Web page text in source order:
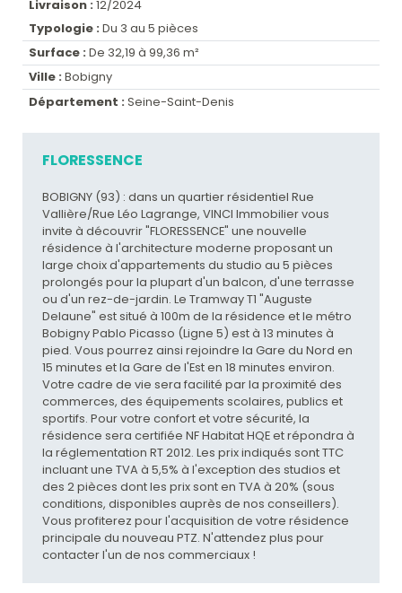
Livraison : 12/2024
Typologie : Du 3 au 5 pièces
Surface : De 32,19 à 99,36 m²
Ville : Bobigny
Département : Seine-Saint-Denis
FLORESSENCE
BOBIGNY (93) : dans un quartier résidentiel Rue
Vallière/Rue Léo Lagrange, VINCI Immobilier vous
invite à découvrir "FLORESSENCE" une nouvelle
résidence à l'architecture moderne proposant un
large choix d'appartements du studio au 5 pièces
prolongés pour la plupart d'un balcon, d'une terrasse
ou d'un rez-de-jardin. Le Tramway T1 "Auguste
Delaune" est situé à 100m de la résidence et le métro
Bobigny Pablo Picasso (Ligne 5) est à 13 minutes à
pied. Vous pourrez ainsi rejoindre la Gare du Nord en
15 minutes et la Gare de l'Est en 18 minutes environ.
Votre cadre de vie sera facilité par la proximité des
commerces, des équipements scolaires, publics et
sportifs. Pour votre confort et votre sécurité, la
résidence sera certifiée NF Habitat HQE et répondra à
la réglementation RT 2012. Les prix indiqués sont TTC
incluant une TVA à 5,5% à l'exception des studios et
des 2 pièces dont les prix sont en TVA à 20% (sous
conditions, disponibles auprès de nos conseillers).
Vous profiterez pour l'acquisition de votre résidence
principale du nouveau PTZ. N'attendez plus pour
contacter l'un de nos commerciaux !